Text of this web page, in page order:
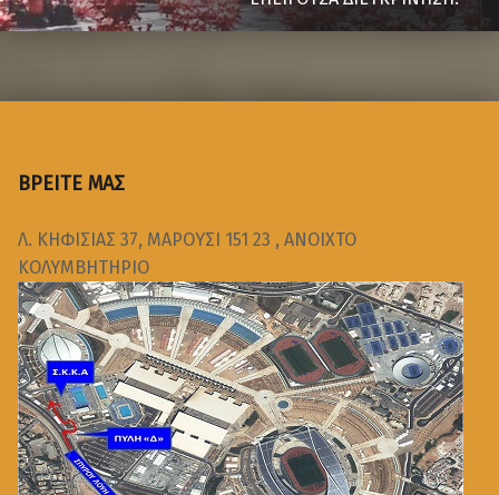
ΒΡΕΙΤΕ ΜΑΣ
Λ. ΚΗΦΙΣΙΑΣ 37, ΜΑΡΟΥΣΙ 151 23 , ΑΝΟΙΧΤΟ
ΚΟΛΥΜΒΗΤΗΡΙΟ